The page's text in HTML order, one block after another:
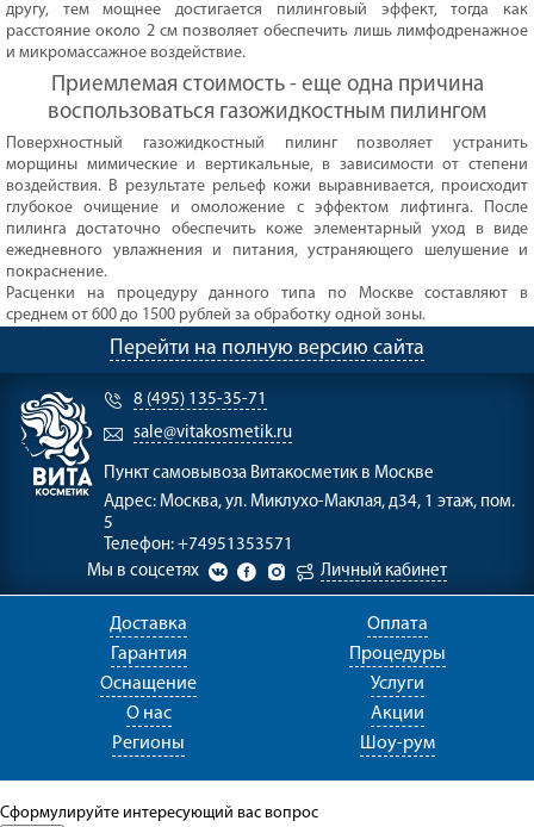
другу, тем мощнее достигается пилинговый эффект, тогда как
расстояние около 2 см позволяет обеспечить лишь лимфодренажное
и микромассажное воздействие.
Приемлемая стоимость - еще одна причина
воспользоваться газожидкостным пилингом
Поверхностный газожидкостный пилинг позволяет устранить
морщины мимические и вертикальные, в зависимости от степени
воздействия. В результате рельеф кожи выравнивается, происходит
глубокое очищение и омоложение с эффектом лифтинга. После
пилинга достаточно обеспечить коже элементарный уход в виде
ежедневного увлажнения и питания, устраняющего шелушение и
покраснение.
Расценки на процедуру данного типа по Москве составляют в
среднем от 600 до 1500 рублей за обработку одной зоны.
Перейти на полную версию сайта
8 (495) 135-35-71
sale@vitakosmetik.ru
Пункт самовывоза Витакосметик в Москве
Адрес: Москва, ул. Миклухо-Маклая, д34, 1 этаж, пом.
5
Телефон: +74951353571
Мы в соцсетях
Личный кабинет
Доставка
Оплата
Гарантия
Процедуры
Оснащение
Услуги
О нас
Акции
Регионы
Шоу-рум
Сформулируйте интересующий вас вопрос